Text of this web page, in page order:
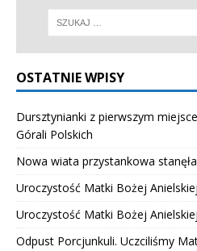
OSTATNIE WPISY
Dursztynianki z pierwszym
Górali Polskich
Nowa wiata przystankowa
Uroczystość Matki Bożej
Uroczystość Matki Bożej
Odpust Porcjunkuli. Uczciliśmy